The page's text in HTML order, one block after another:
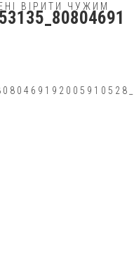
ВІРИТИ ЧУЖИМ